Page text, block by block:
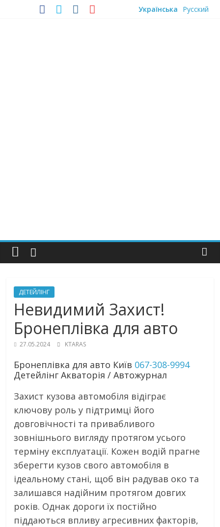
Русский
Українська
PITSTOP
INFO
Відеореклама
під
ключ
ДЕТЕЙЛІНГ
Невидимий Захист!
Бронеплівка для авто
27.05.2024 KTARAS
Бронеплівка для авто Київ 067-308-9994
Детейлінг Акваторія / Автожурнал
Захист кузова автомобіля відіграє
ключову роль у підтримці його
довговічності та привабливого
зовнішнього вигляду протягом усього
терміну експлуатації. Кожен водій прагне
зберегти кузов свого автомобіля в
ідеальному стані, щоб він радував око та
залишався надійним протягом довгих
років. Однак дороги їх постійно
піддаються впливу агресивних факторів,